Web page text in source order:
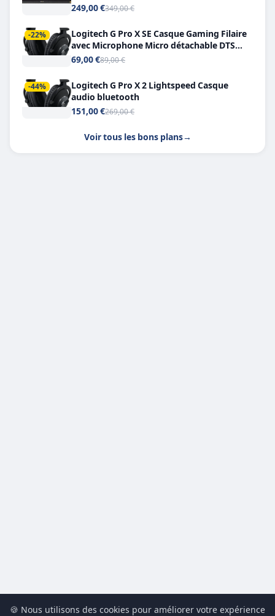
249,00 €349,00 €
-22%
Logitech G Pro X SE Casque Gaming Filaire
avec Microphone Micro détachable DTS
Headphone X 7.1
69,00 €89,00 €
-44%
Logitech G Pro X 2 Lightspeed Casque
audio bluetooth
151,00 €269,00 €
Voir tous les bons plans→
🍪 Nous utilisons des cookies pour améliorer votre expérience